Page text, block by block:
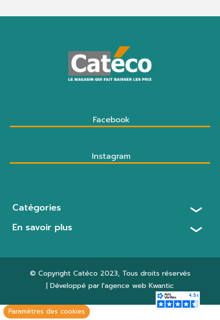
Facebook
Instagram
Catégories
En savoir plus
© Copyright Catéco 2023, Tous droits réservés
| Développé par l'agence web Kwantic
Paramètres des cookies